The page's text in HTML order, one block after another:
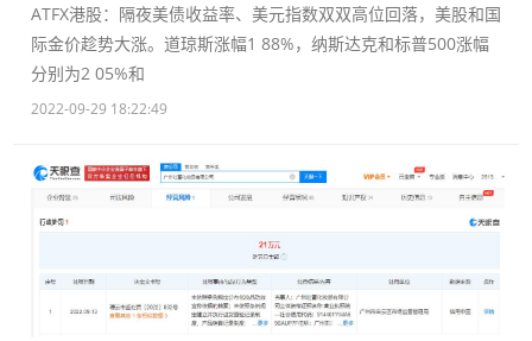
ATFX港股：隔夜美债收益率、美元指数双双高位回落，美股和国
际金价趁势大涨。道琼斯涨幅1 88%，纳斯达克和标普500涨幅
分别为2 05%和
2022-09-29 18:22:49